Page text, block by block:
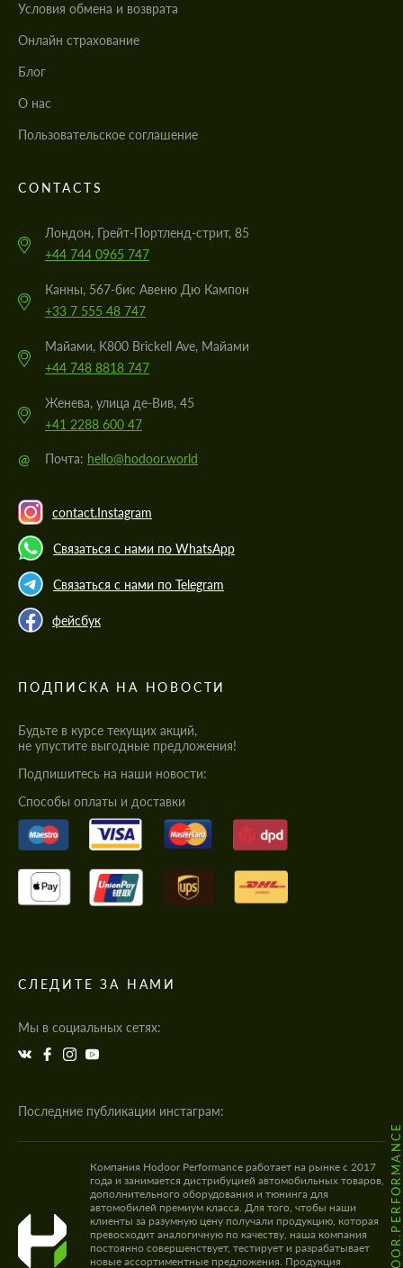
Условия обмена и возврата
Онлайн страхование
Блог
О нас
Пользовательское соглашение
CONTACTS
Лондон, Грейт-Портленд-стрит, 85
+44 744 0965 747
Канны, 567-бис Авеню Дю Кампон
+33 7 555 48 747
Майами, K800 Brickell Ave, Майами
+44 748 8818 747
Женева, улица де-Вив, 45
+41 2288 600 47
@ Почта: hello@hodoor.world
contact.Instagram
Связаться с нами по WhatsApp
Связаться с нами по Telegram
фейсбук
ПОДПИСКА НА НОВОСТИ
Будьте в курсе текущих акций,
не упустите выгодные предложения!
Подпишитесь на наши новости:
Cпособы оплаты и доставки
СЛЕДИТЕ ЗА НАМИ
Мы в социальных сетях:
Последние публикации инстаграм:
@HODOOR.PERFORMANCE
Компания Hodoor Performance работает на рынке с 2017
года и занимается дистрибуцией автомобильных товаров,
дополнительного оборудования и тюнинга для
автомобилей премиум класса. Для того, чтобы наши
клиенты за разумную цену получали продукцию, которая
превосходит аналогичную по качеству, наша компания
постоянно совершенствует, тестирует и разрабатывает
новые ассортиментные предложения. Продукция